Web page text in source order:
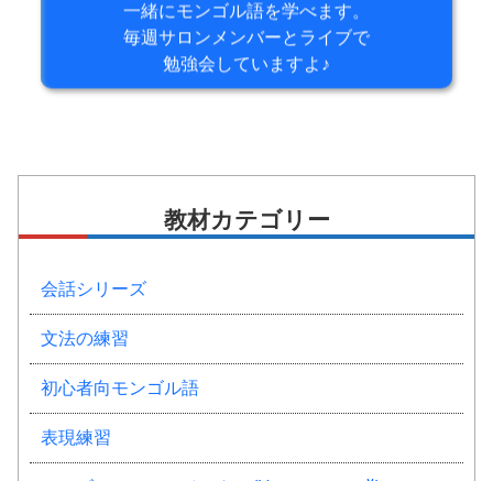
毎週サロンメンバーとライブで
勉強会していますよ♪
教材カテゴリー
会話シリーズ
文法の練習
初心者向モンゴル語
表現練習